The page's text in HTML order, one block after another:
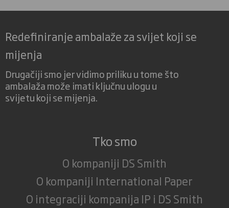
Redefiniranje ambalaže za svijet koji se
mijenja
Drugačiji smo jer vidimo priliku u tome što
ambalaža može imati ključnu ulogu u
svijetu koji se mijenja.
Tko smo
O kompaniji DS Smith
O kompaniji International Paper
O integraciji kompanija IP i DS Smith